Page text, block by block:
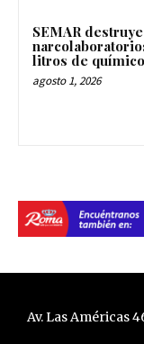
SEMAR
litros de
agosto 1, 2026
Av. Las Américas